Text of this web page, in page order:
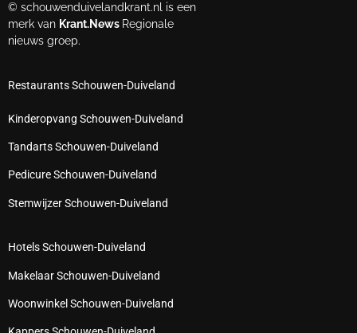
© schouwenduivelandkrant.nl is een
merk van Krant.News Regionale
nieuws groep.
Restaurants Schouwen-Duiveland
Kinderopvang Schouwen-Duiveland
Tandarts Schouwen-Duiveland
Pedicure Schouwen-Duiveland
Stemwijzer Schouwen-Duiveland
Hotels Schouwen-Duiveland
Makelaar Schouwen-Duiveland
Woonwinkel Schouwen-Duiveland